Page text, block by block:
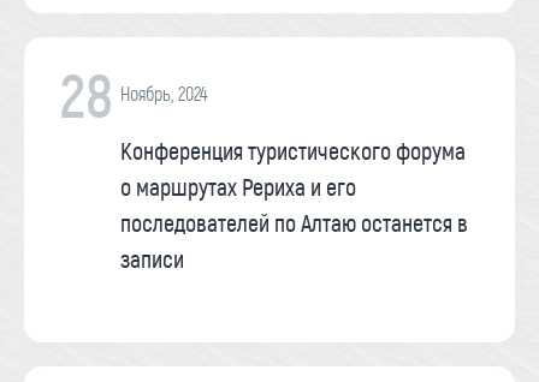
28 Ноябрь, 2024
Конференция туристического форума
о маршрутах Рериха и его
последователей по Алтаю останется в
записи